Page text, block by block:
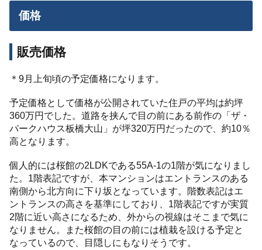
価格
販売価格
＊9月上旬頃の予定価格になります。
予定価格として価格が公開されていた住戸の平均は約坪
360万円でした。道路を挟んで目の前にある前作の「ザ・
パークハウス板橋大山」が坪320万円だったので、約10％
高となります。
個人的には桜館の2LDKである55A-1の1階が気になりまし
た。1階表記ですが、本マンションはエントランスのある
南側から北方向に下り坂となっています。階数表記はエ
ントランスの高さを基準にしており、1階表記ですが実質
2階に近い高さになるため、外からの視線はそこまで気に
なりません。また桜館の目の前には植栽を設ける予定と
なっているので、目隠しにもなりそうです。